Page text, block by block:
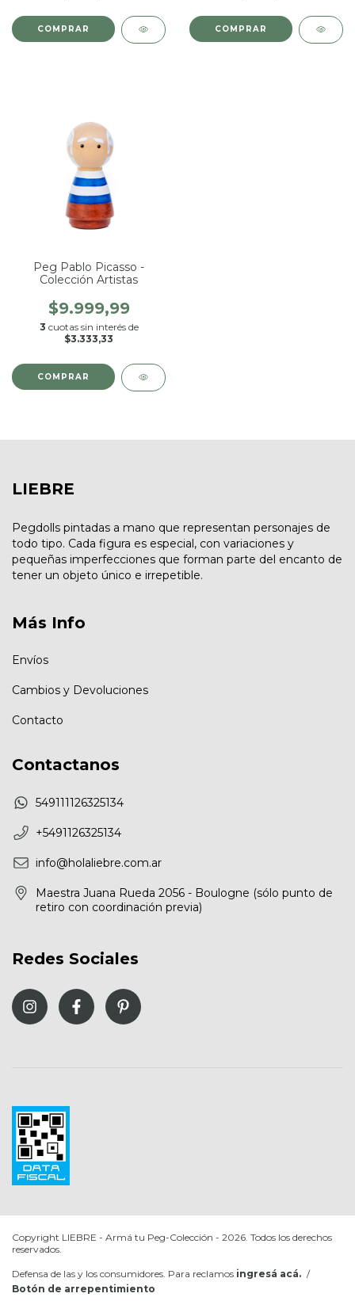
Peg Pablo Picasso -
Colección Artistas
$9.999,99
3 cuotas sin interés de
$3.333,33
LIEBRE
Pegdolls pintadas a mano que representan personajes de
todo tipo. Cada figura es especial, con variaciones y
pequeñas imperfecciones que forman parte del encanto de
tener un objeto único e irrepetible.
Más Info
Envíos
Cambios y Devoluciones
Contacto
Contactanos
549111126325134
+5491126325134
info@holaliebre.com.ar
Maestra Juana Rueda 2056 - Boulogne (sólo punto de
retiro con coordinación previa)
Redes Sociales
Copyright LIEBRE - Armá tu Peg-Colección - 2026. Todos los derechos
reservados.
Defensa de las y los consumidores. Para reclamos ingresá acá. /
Botón de arrepentimiento